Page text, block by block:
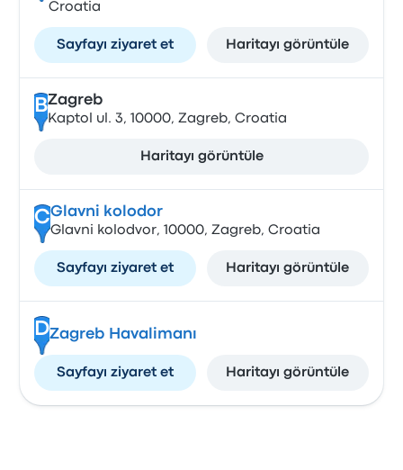
Croatia
Sayfayı ziyaret et Haritayı görüntüle
BZagreb
Kaptol ul. 3, 10000, Zagreb, Croatia
Haritayı görüntüle
CGlavni kolodor
Glavni kolodvor, 10000, Zagreb, Croatia
Sayfayı ziyaret et Haritayı görüntüle
DZagreb Havalimanı
Sayfayı ziyaret et Haritayı görüntüle